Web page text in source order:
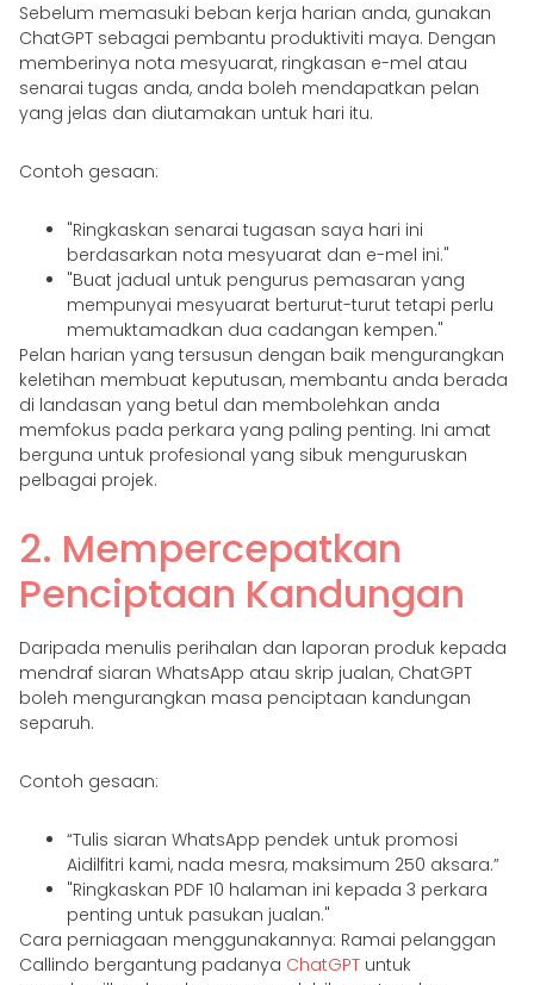
Sebelum memasuki beban kerja harian anda, gunakan
ChatGPT sebagai pembantu produktiviti maya. Dengan
memberinya nota mesyuarat, ringkasan e-mel atau
senarai tugas anda, anda boleh mendapatkan pelan
yang jelas dan diutamakan untuk hari itu.
Contoh gesaan:
"Ringkaskan senarai tugasan saya hari ini
berdasarkan nota mesyuarat dan e-mel ini."
"Buat jadual untuk pengurus pemasaran yang
mempunyai mesyuarat berturut-turut tetapi perlu
memuktamadkan dua cadangan kempen."
Pelan harian yang tersusun dengan baik mengurangkan
keletihan membuat keputusan, membantu anda berada
di landasan yang betul dan membolehkan anda
memfokus pada perkara yang paling penting. Ini amat
berguna untuk profesional yang sibuk menguruskan
pelbagai projek.
2. Mempercepatkan
Penciptaan Kandungan
Daripada menulis perihalan dan laporan produk kepada
mendraf siaran WhatsApp atau skrip jualan, ChatGPT
boleh mengurangkan masa penciptaan kandungan
separuh.
Contoh gesaan:
“Tulis siaran WhatsApp pendek untuk promosi
Aidilfitri kami, nada mesra, maksimum 250 aksara.”
"Ringkaskan PDF 10 halaman ini kepada 3 perkara
penting untuk pasukan jualan."
Cara perniagaan menggunakannya: Ramai pelanggan
Callindo bergantung padanya ChatGPT untuk